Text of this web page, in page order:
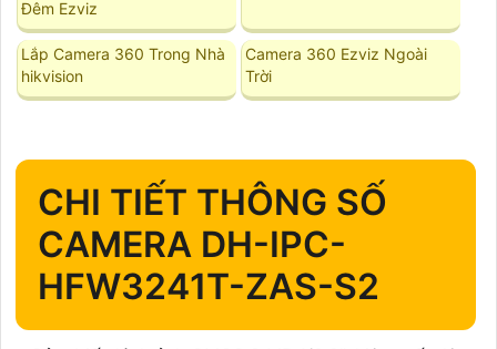
Đêm Ezviz
Lắp Camera 360 Trong Nhà
hikvision
Camera 360 Ezviz Ngoài
Trời
CHI TIẾT THÔNG SỐ
CAMERA DH-IPC-
HFW3241T-ZAS-S2